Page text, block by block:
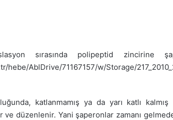
sırasında polipeptid zincirine
hebe/AblDrive/71167157/w/Storage/
katlanmamış ya da yarı katlı
düzenlenir. Yani şaperonlar zamanı